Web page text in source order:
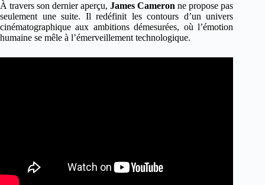
À travers son dernier aperçu,James Cameron ne propose pas
seulement une suite. Il redéfinit les contours d’un univers
cinématographique aux ambitions démesurées, où l’émotion
humaine se mêle à l’émerveillement technologique.